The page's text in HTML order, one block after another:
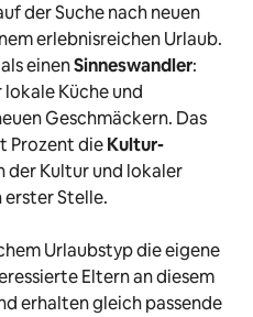
der Suche nach neuen
erlebnisreichen Urlaub.
einenSinneswandler:
Küche und
Geschmäckern. Das
Prozent dieKultur-
der Kultur und lokaler
Stelle.
Urlaubstyp die eigene
Eltern an diesem
erhalten gleich passende